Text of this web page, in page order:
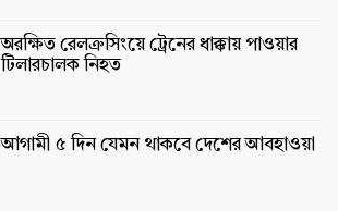
অরক্ষিত রেলক্রসিংয়ে ট্রেনের ধাক্কায় পাওয়ার
টিলারচালক নিহত
আগামী ৫ দিন যেমন থাকবে দেশের আবহাওয়া